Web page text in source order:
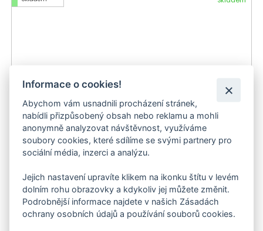
130 Kč
Skladem Skladem
Informace o cookies!
Abychom vám usnadnili procházení stránek,
nabídli přizpůsobený obsah nebo reklamu a mohli
anonymně analyzovat návštěvnost, využíváme
soubory cookies, které sdílíme se svými partnery pro
sociální média, inzerci a analýzu.
Jejich nastavení upravíte klikem na ikonku štítu v levém
dolním rohu obrazovky a kdykoliv jej můžete změnit.
Podrobnější informace najdete v našich Zásadách
ochrany osobních údajů a používání souborů cookies.